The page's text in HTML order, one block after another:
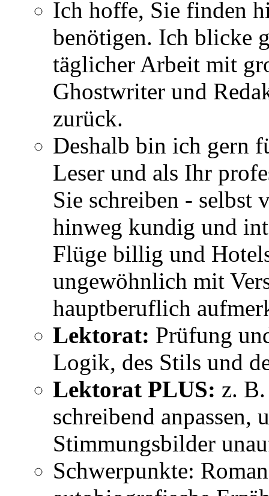
Ich hoffe, Sie finden
benötigen. Ich blicke
täglicher Arbeit mit
Ghostwriter und
zurück.
Deshalb bin ich gern
Leser und als Ihr
Sie schreiben - selbst
hinweg kundig und
Flüge billig und
ungewöhnlich mit
hauptberuflich
Lektorat: Prüfung
Logik, des Stils und
Lektorat PLUS: z.
schreibend anpassen,
Stimmungsbilder
Schwerpunkte: